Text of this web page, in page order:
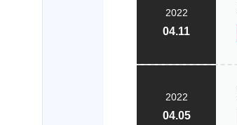
2022
04.11
2022
04.05